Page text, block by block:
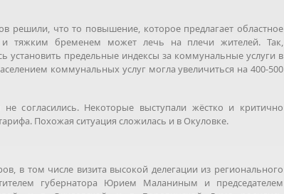
решили, что то повышение, которое предлагает областное
и тяжким бременем может лечь на плечи жителей. Так,
установить предельные индексы за коммунальные услуги в
коммунальных услуг могла увеличиться на 400-500
согласились. Некоторые выступали жёстко и критично
Похожая ситуация сложилась и в Окуловке.
в том числе визита высокой делегации из регионального
губернатора Юрием Маланиным и председателем